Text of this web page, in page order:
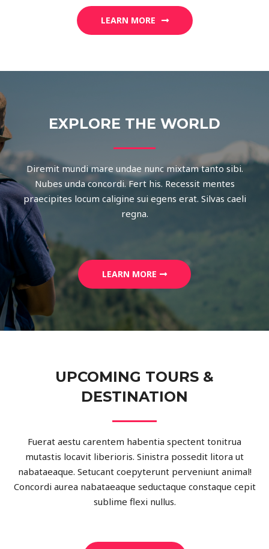
LEARN MORE
EXPLORE THE WORLD
Diremit mundi mare undae nunc mixtam tanto sibi.
Nubes unda concordi. Fert his. Recessit mentes
praecipites locum caligine sui egens erat. Silvas caeli
regna.
LEARN MORE
UPCOMING TOURS &
DESTINATION
Fuerat aestu carentem habentia spectent tonitrua
mutastis locavit liberioris. Sinistra possedit litora ut
nabataeaque. Setucant coepyterunt perveniunt animal!
Concordi aurea nabataeaque seductaque constaque cepit
sublime flexi nullus.